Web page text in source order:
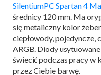
SilentiumPC Spartan 4
średnicy 120 mm. Ma
się metaliczny kolor
ciepłowody, pojedyncze,
ARGB. Diody
świecić podczas pracy w
przez Ciebie barwę.